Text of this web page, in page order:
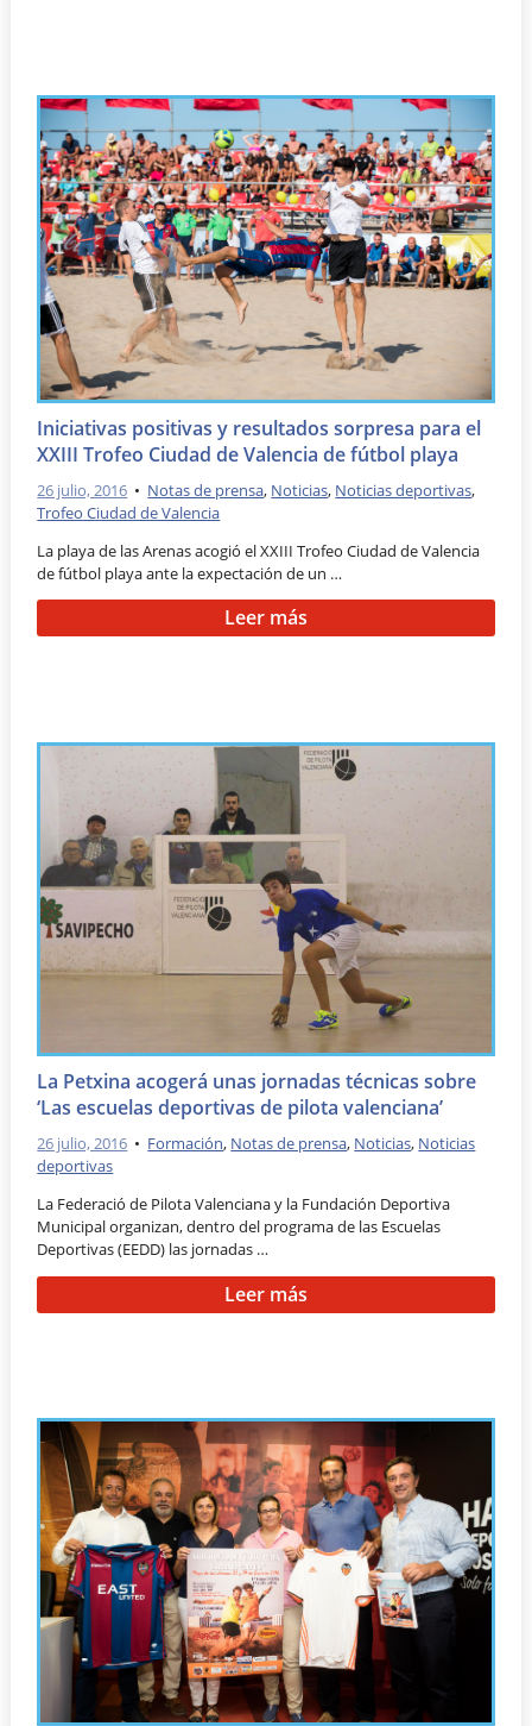
Iniciativas positivas y resultados sorpresa para el
XXIII Trofeo Ciudad de Valencia de fútbol playa
26 julio, 2016 • Notas de prensa, Noticias, Noticias deportivas,
Trofeo Ciudad de Valencia
La playa de las Arenas acogió el XXIII Trofeo Ciudad de Valencia
de fútbol playa ante la expectación de un …
Leer más
La Petxina acogerá unas jornadas técnicas sobre
‘Las escuelas deportivas de pilota valenciana’
26 julio, 2016 • Formación, Notas de prensa, Noticias, Noticias
deportivas
La Federació de Pilota Valenciana y la Fundación Deportiva
Municipal organizan, dentro del programa de las Escuelas
Deportivas (EEDD) las jornadas …
Leer más